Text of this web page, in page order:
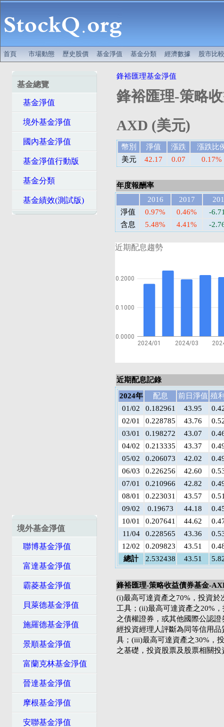
首頁 市場動態 歷史股價 基金淨值 基金分類 經濟數據 股市比較
基金總覽
基金淨值
境外基金淨值
國內基金淨值
基金淨值行動版
基金分類
基金績效(測試版)
境外基金淨值
聯博基金淨值
富達基金淨值
霸菱基金淨值
貝萊德基金淨值
施羅德基金淨值
景順基金淨值
富蘭克林基金淨值
晉達基金淨值
摩根基金淨值
安聯基金淨值
鋒裕匯理基金淨值
鋒裕匯理-策略
AXD (美元)
幣別 淨值 漲跌
漲跌比
美元
42.17 0.07 0.17%
年度報酬率
2016
2017
淨值
0.97% 0.46%
-
含息
5.48% 4.41% -
近期配息趨勢
2024/01 2024/03
0.0000
0.1000
0.2000
近期配息記錄
2024年
配息 前日淨值 殖
01/02
0.182961 43.95
02/01
0.228785 43.76
03/01
0.198272 43.07
04/02
0.213335 43.37
05/02
0.206073 42.02
06/03
0.226256 42.60
07/01
0.210966 42.82
08/01
0.223031 43.57
09/02
0.19673 44.18
10/01
0.207641 44.62
11/04
0.228565 43.36
12/02
0.209823 43.51
總計
2.532438 43.51
鋒裕匯理-策略收益債券基金-
(i)最高可達資產之70%，投資
工具；(ii)最高可達資產之20%
之債權證券，或其他國際公認
經投資經理人評斷為同等信用
具；(iii)最高可達資產之30%，
之基礎，投資股票及股票相關投